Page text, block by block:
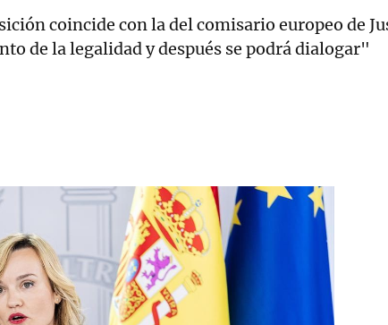
coincide con la del comisario europeo de
de la legalidad y después se podrá dialogar"